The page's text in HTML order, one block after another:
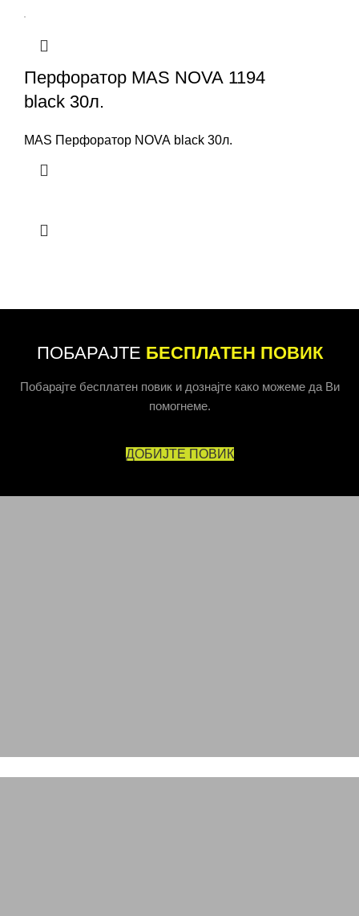
Перфоратор MAS NOVA 1194
black 30л.
MAS Перфоратор NOVA black 30л.
ПОБАРАЈТЕ БЕСПЛАТЕН ПОВИК
Побарајте бесплатен повик и дознајте како можеме да Ви
помогнеме.
ДОБИЈТЕ ПОВИК